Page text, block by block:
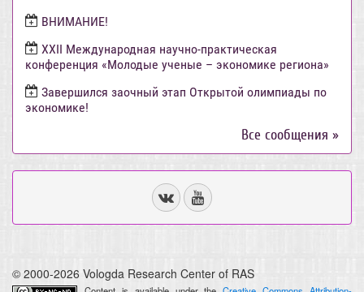
ВНИМАНИЕ!
ХХII Международная научно-практическая
конференция «Молодые ученые – экономике региона»
Завершился заочный этап Открытой олимпиады по
экономике!
Все сообщения »
© 2000-2026 Vologda Research Center of RAS